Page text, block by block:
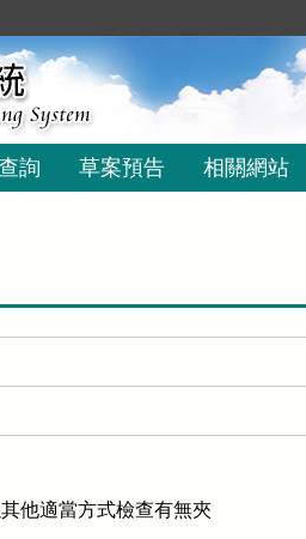
詢 草案預告 相關網站
他適當方式檢查有無夾